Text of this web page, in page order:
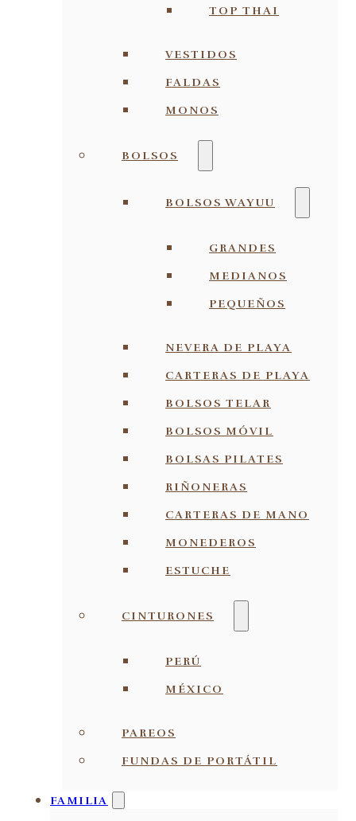
TOP THAI
VESTIDOS
FALDAS
MONOS
BOLSOS
BOLSOS WAYUU
GRANDES
MEDIANOS
PEQUEÑOS
NEVERA DE PLAYA
CARTERAS DE PLAYA
BOLSOS TELAR
BOLSOS MÓVIL
BOLSAS PILATES
RIÑONERAS
CARTERAS DE MANO
MONEDEROS
ESTUCHE
CINTURONES
PERÚ
MÉXICO
PAREOS
FUNDAS DE PORTÁTIL
FAMILIA